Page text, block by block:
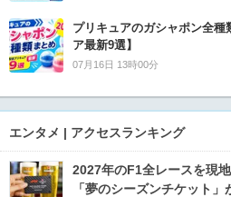
プリキュアのガシャポン全種
ア最新9選】
07月16日 13時00分
エンタメ | アクセスランキング
2027年のF1全レースを現
「夢のシーズンチケット」